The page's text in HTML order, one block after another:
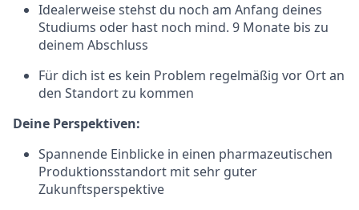
Idealerweise stehst du noch am Anfang deines
Studiums oder hast noch mind. 9 Monate bis zu
deinem Abschluss
Für dich ist es kein Problem regelmäßig vor Ort an
den Standort zu kommen
Deine Perspektiven:
Spannende Einblicke in einen pharmazeutischen
Produktionsstandort mit sehr guter
Zukunftsperspektive